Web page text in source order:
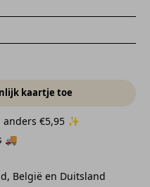
kaartje toe
€5,95 ✨
🚚
België en Duitsland